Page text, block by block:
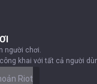
người chơi.
khai với tất cả người
Riot